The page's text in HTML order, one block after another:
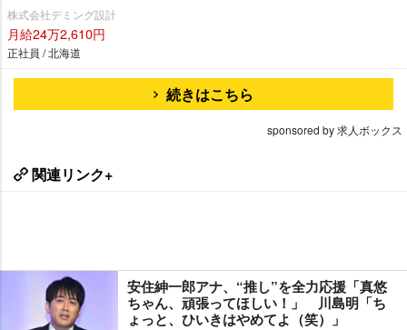
株式会社デミング設計
月給24万2,610円
正社員 / 北海道
続きはこちら
sponsored by 求人ボックス
関連リンク+
安住紳一郎アナ、“推し”を全力応援「真悠
ちゃん、頑張ってほしい！」 川島明「ち
ょっと、ひいきはやめてよ（笑）」